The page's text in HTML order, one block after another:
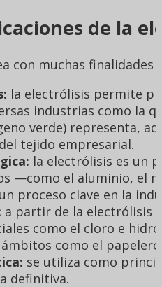
de la
con muchas
la electrólisis permite
industrias como la
verde) representa,
tejido empresarial.
la electrólisis es un
—como el aluminio, el
proceso clave en la
a partir de la electrólisis
como el cloro e
como el
se utiliza como
definitiva.